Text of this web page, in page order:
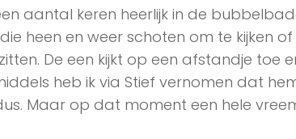
aantal keren heerlijk in de
heen en weer schoten om te kijken
De een kijkt op een afstandje toe
heb ik via Stief vernomen dat
Maar op dat moment een hele